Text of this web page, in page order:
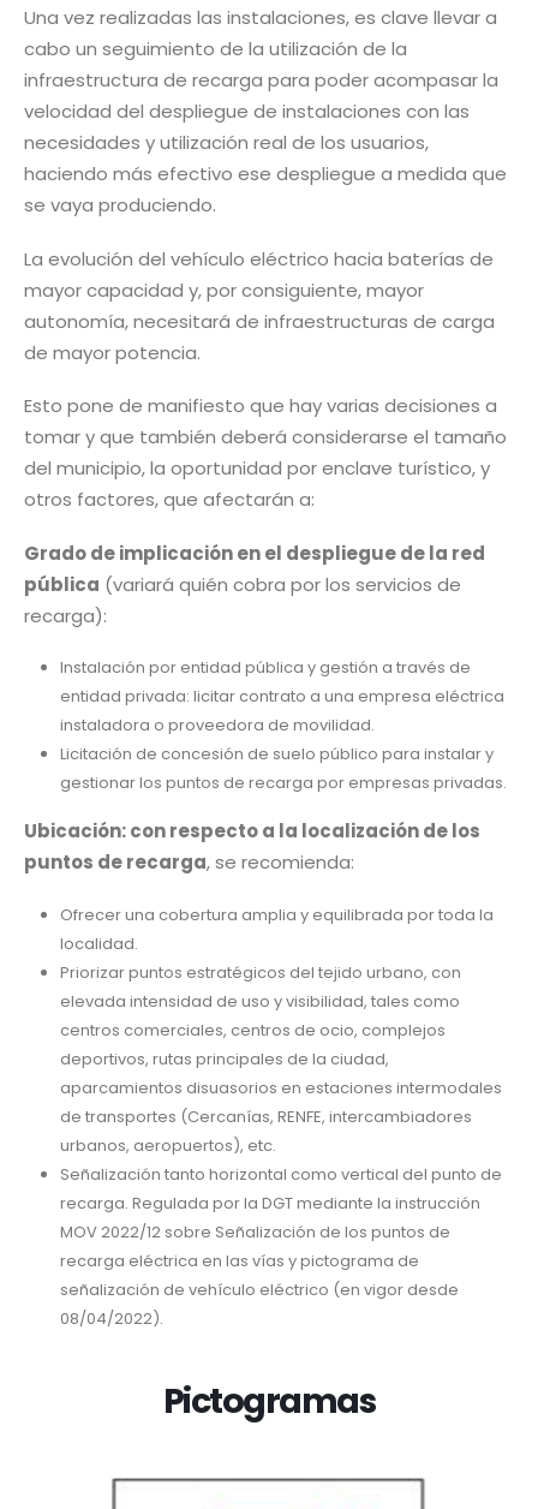
Una vez realizadas las instalaciones, es clave llevar a
cabo un seguimiento de la utilización de la
infraestructura de recarga para poder acompasar la
velocidad del despliegue de instalaciones con las
necesidades y utilización real de los usuarios,
haciendo más efectivo ese despliegue a medida que
se vaya produciendo.
La evolución del vehículo eléctrico hacia baterías de
mayor capacidad y, por consiguiente, mayor
autonomía, necesitará de infraestructuras de carga
de mayor potencia.
Esto pone de manifiesto que hay varias decisiones a
tomar y que también deberá considerarse el tamaño
del municipio, la oportunidad por enclave turístico, y
otros factores, que afectarán a:
Grado de implicación en el despliegue de la red
pública (variará quién cobra por los servicios de
recarga):
Instalación por entidad pública y gestión a través de
entidad privada: licitar contrato a una empresa eléctrica
instaladora o proveedora de movilidad.
Licitación de concesión de suelo público para instalar y
gestionar los puntos de recarga por empresas privadas.
Ubicación: con respecto a la localización de los
puntos de recarga, se recomienda:
Ofrecer una cobertura amplia y equilibrada por toda la
localidad.
Priorizar puntos estratégicos del tejido urbano, con
elevada intensidad de uso y visibilidad, tales como
centros comerciales, centros de ocio, complejos
deportivos, rutas principales de la ciudad,
aparcamientos disuasorios en estaciones intermodales
de transportes (Cercanías, RENFE, intercambiadores
urbanos, aeropuertos), etc.
Señalización tanto horizontal como vertical del punto de
recarga. Regulada por la DGT mediante la instrucción
MOV 2022/12 sobre Señalización de los puntos de
recarga eléctrica en las vías y pictograma de
señalización de vehículo eléctrico (en vigor desde
08/04/2022).
Pictogramas